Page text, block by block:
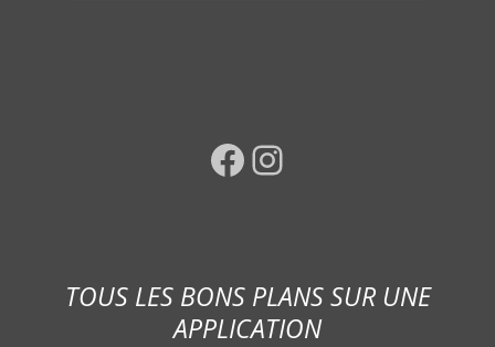
Facebook Instagram
TOUS LES BONS PLANS SUR UNE
APPLICATION